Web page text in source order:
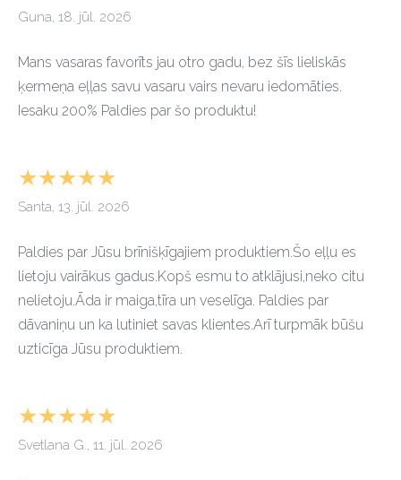
Guna, 18. jūl. 2026
Mans vasaras favorīts jau otro gadu, bez šīs lieliskās
ķermeņa eļļas savu vasaru vairs nevaru iedomāties.
Iesaku 200% Paldies par šo produktu!
★★★★★
Santa, 13. jūl. 2026
Paldies par Jūsu brīnišķīgajiem produktiem.Šo eļļu es
lietoju vairākus gadus.Kopš esmu to atklājusi,neko citu
nelietoju.Āda ir maiga,tīra un veselīga. Paldies par
dāvaniņu un ka lutiniet savas klientes.Arī turpmāk būšu
uzticīga Jūsu produktiem.
★★★★★
Svetlana G., 11. jūl. 2026